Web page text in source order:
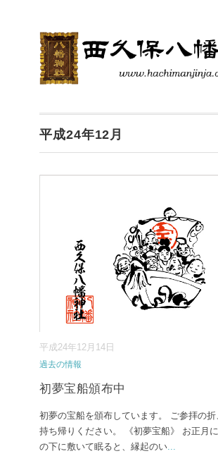
平成24年12月
平成24年12月14日
過去の情報
初夢宝船頒布中
初夢の宝船を頒布しています。 ご参拝の
持ち帰りください。 《初夢宝船》 お正月
の下に敷いて眠ると、縁起のい...